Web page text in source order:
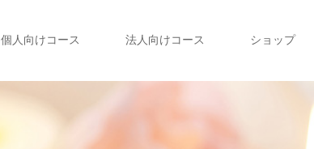
個人向けコース 法人向けコース ショップ